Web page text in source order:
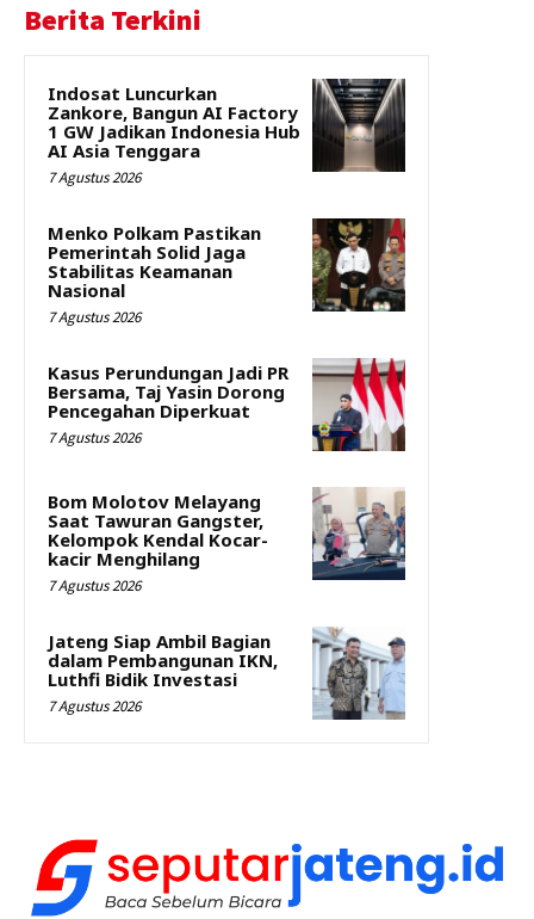
Berita Terkini
Indosat Luncurkan
Zankore, Bangun AI Factory
1 GW Jadikan Indonesia Hub
AI Asia Tenggara
7 Agustus 2026
Menko Polkam Pastikan
Pemerintah Solid Jaga
Stabilitas Keamanan
Nasional
7 Agustus 2026
Kasus Perundungan Jadi PR
Bersama, Taj Yasin Dorong
Pencegahan Diperkuat
7 Agustus 2026
Bom Molotov Melayang
Saat Tawuran Gangster,
Kelompok Kendal Kocar-
kacir Menghilang
7 Agustus 2026
Jateng Siap Ambil Bagian
dalam Pembangunan IKN,
Luthfi Bidik Investasi
7 Agustus 2026